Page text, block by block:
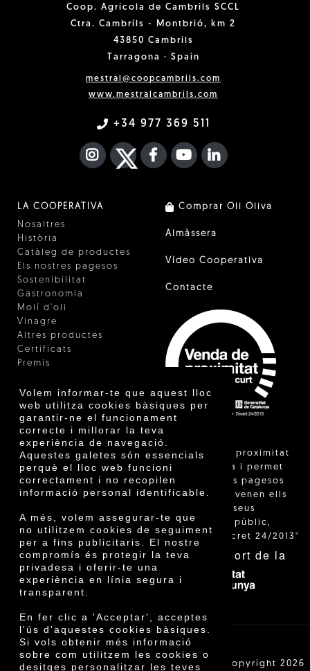
Volem informar-te que aquest lloc
web utilitza cookies bàsiques per
garantir-ne el funcionament
correcte i millorar la teva
experiència de navegació.
Aquestes galetes són essencials
perquè el lloc web funcioni
correctament i no recopilen
informació personal identificable.
A més, volem assegurar-te que
no utilitzem cookies de seguiment
per a fins publicitaris. El nostre
compromís és protegir la teva
privadesa i oferir-te una
experiència en línia segura i
transparent.
En fer clic a 'Acceptar', acceptes
l'ús d'aquestes cookies bàsiques.
Si vols obtenir més informació
sobre com utilitzem les cookies o
desitges personalitzar les teves
Coop. Agrícola de Cambrils SCCL
Ctra. Cambrils - Montbrió, km 2
43850 Cambrils
Tarragona · Spain
mestral@coopcambrils.com
www.mestralcambrils.com
+34 977 369 511
INSTAGRAM
TWITTER
FACEBOOK F
YOUTUBEFA LINKEDIN
LA COOPERATIVA
Nosaltres
Història
Catàleg de productes
Els nostres pagesos
Sostenibilitat
Gastronomia
Molí d'oli
Vinagre
Altres productes
Certificats
Premis
Comprar Oli Oliva
Almàssera
Vídeo Cooperativa
Contacte
"La venda de proximitat
està regulada i permet
identificar els pagesos
catalans que venen ells
mateixos els seus
productes al públic,
segons el Decret 24/2013"
Amb el suport de la
Cooperativa Agrícola de Cambrils SCCL | Copyright 2026